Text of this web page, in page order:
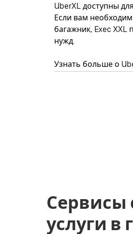
UberXL доступны
Если вам
багажник, Exec XXL
нужд.
Узнать больше о
Сервисы
услуги в